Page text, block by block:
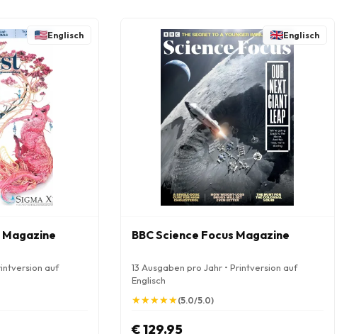
Englisch
auf
Englisch
BBC Science Focus Magazine
13 Ausgaben pro Jahr • Printversion auf
Englisch
★
★★
★★
★★
★★
★(5.0/5.0)
€ 129.95